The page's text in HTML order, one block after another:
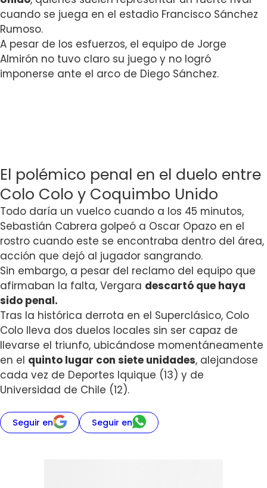
cuando se juega en el estadio Francisco Sánchez
Rumoso.
A pesar de los esfuerzos, el equipo de Jorge
Almirón no tuvo claro su juego y no logró
imponerse ante el arco de Diego Sánchez.
El polémico penal en el duelo entre
Colo Colo y Coquimbo Unido
Todo daría un vuelco cuando a los 45 minutos,
Sebastián Cabrera golpeó a Oscar Opazo en el
rostro cuando este se encontraba dentro del área,
acción que dejó al jugador sangrando.
Sin embargo, a pesar del reclamo del equipo que
afirmaban la falta, Vergara descartó que haya
sido penal.
Tras la histórica derrota en el Superclásico, Colo
Colo lleva dos duelos locales sin ser capaz de
llevarse el triunfo, ubicándose momentáneamente
en el quinto lugar con siete unidades, alejandose
cada vez de Deportes Iquique (13) y de
Universidad de Chile (12).
Seguir en Seguir en